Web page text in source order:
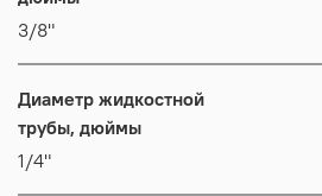
3/8"
Диаметр жидкостной
трубы, дюймы
1/4"